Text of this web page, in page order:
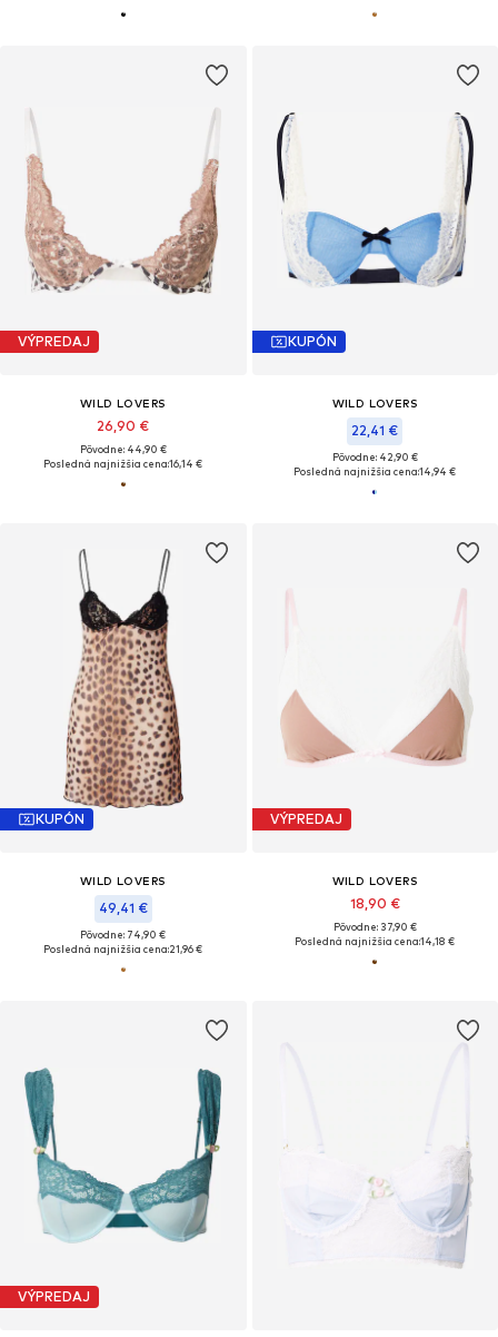
VÝPREDAJ
WILD LOVERS
26,90 €
Pôvodne: 44,90 €
Posledná najnižšia cena:16,14 €
KUPÓN
WILD LOVERS
22,41 €
Pôvodne: 42,90 €
Posledná najnižšia cena:14,94 €
KUPÓN
WILD LOVERS
49,41 €
Pôvodne: 74,90 €
Posledná najnižšia cena:21,96 €
VÝPREDAJ
WILD LOVERS
18,90 €
Pôvodne: 37,90 €
Posledná najnižšia cena:14,18 €
VÝPREDAJ